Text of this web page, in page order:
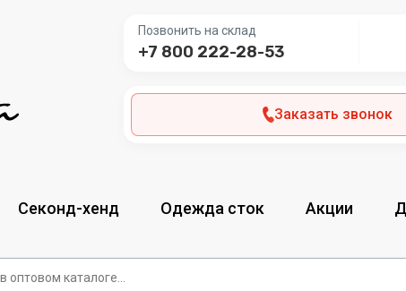
Позвонить на склад
+7 800 222-28-53
Заказать звонок
Секонд-хенд Одежда сток Акции